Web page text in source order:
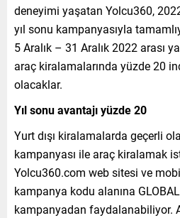
deneyimi yaşatan Yolcu360,
yıl sonu kampanyasıyla
5 Aralık – 31 Aralık 2022 arası
araç kiralamalarında yüzde 20
olacaklar.
Yıl sonu avantajı yüzde 20
Yurt dışı kiralamalarda geçerli
kampanyası ile araç kiralamak
Yolcu360.com web sitesi ve
kampanya kodu alanına
kampanyadan faydalanabiliyor.